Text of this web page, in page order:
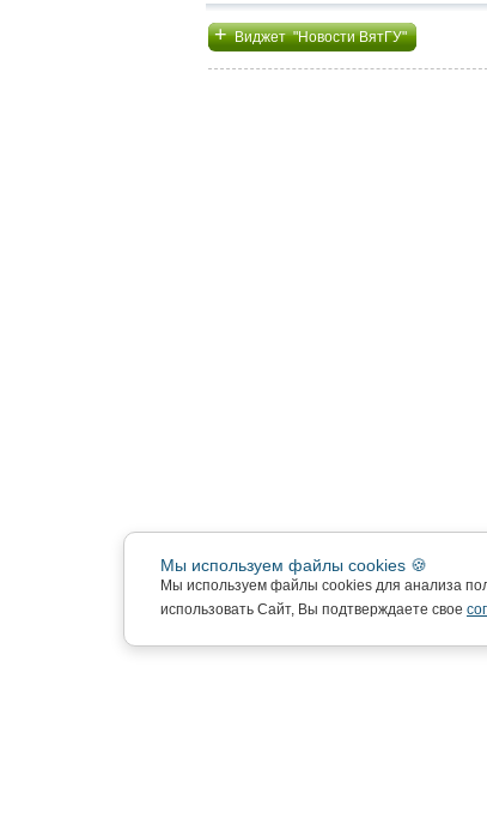
+Виджет "Новости ВятГУ"
Мы используем файлы cookies 🍪
Мы используем файлы cookies для анализа
использовать Сайт, Вы подтверждаете свое